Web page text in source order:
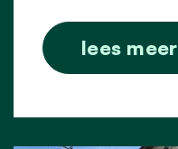
lees meer